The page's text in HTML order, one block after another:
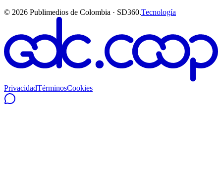
© 2026 Publimedios de Colombia · SD360.Tecnología
PrivacidadTérminosCookies